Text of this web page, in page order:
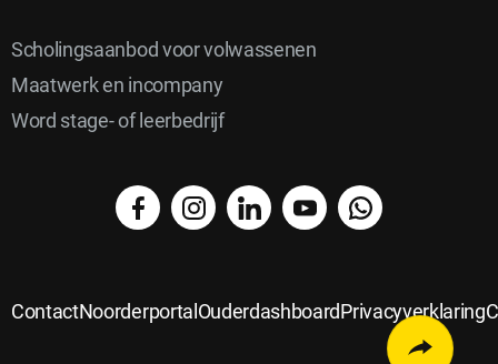
Open
email
Twitter
op
Linkedin
op
facebook
Delen
op
Scholingsaanbod voor volwassenen
Maatwerk en incompany
Word stage- of leerbedrijf
facebookinstagramlinkedinYouTubeWhatsApp
ContactNoorderportal OuderdashboardPrivacyverklaring